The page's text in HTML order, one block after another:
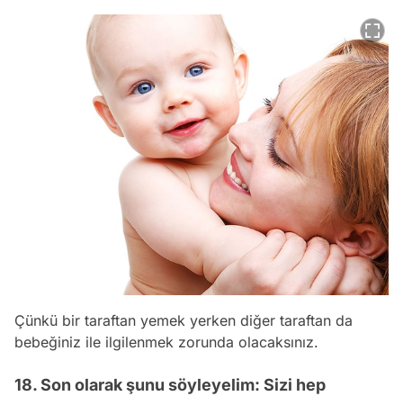
Çünkü bir taraftan yemek yerken diğer taraftan da
bebeğiniz ile ilgilenmek zorunda olacaksınız.
18. Son olarak şunu söyleyelim: Sizi hep